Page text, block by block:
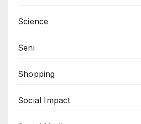
Science
Seni
Shopping
Social Impact